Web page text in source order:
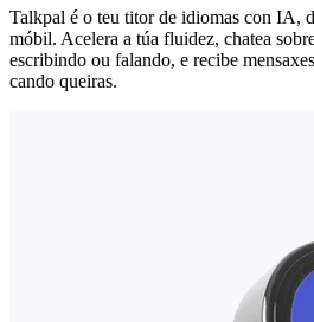
Talkpal é o teu titor de idiomas con IA,
móbil. Acelera a túa fluidez, chatea
escribindo ou falando, e recibe
cando queiras.